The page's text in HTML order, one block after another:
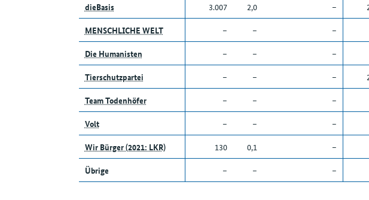
dieBasis
3.007 2,0 –
MENSCHLICHE WELT
– – –
Die Humanisten
– – –
Tierschutzpartei
– – –
Team Todenhöfer
– – –
Volt
– – –
Wir Bürger (2021: LKR)
130 0,1 –
Übrige
– – –